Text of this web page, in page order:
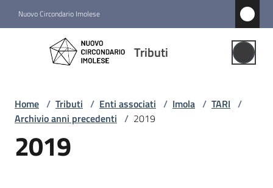
Nuovo Circondario Imolese
Tributi
Tributi
Gestione
Notizie
Comuni
Home / Tributi / Enti associati / Imola / TARI /
Archivio anni precedenti / 2019
2019